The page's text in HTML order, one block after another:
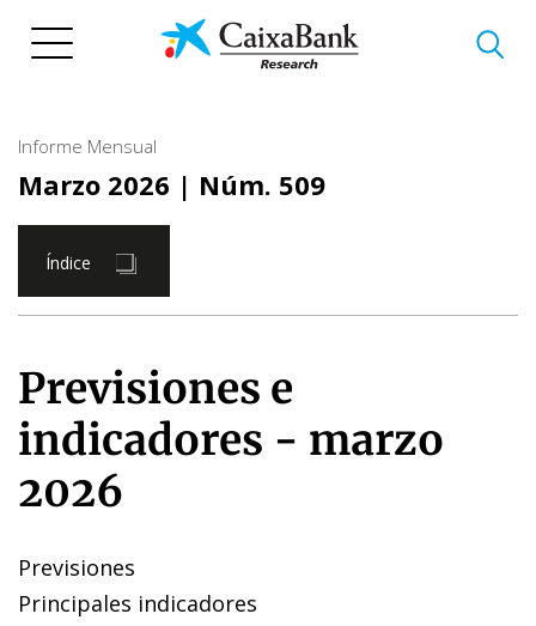
Informe Mensual
Marzo 2026 | Núm. 509
Índice
Previsiones e
indicadores - marzo
2026
Previsiones
Principales indicadores